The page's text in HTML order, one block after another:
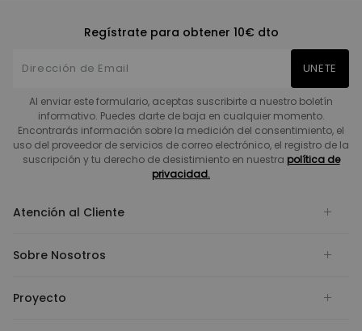
Regístrate para obtener 10€ dto
UNETE
Al enviar este formulario, aceptas suscribirte a nuestro boletín
informativo. Puedes darte de baja en cualquier momento.
Encontrarás información sobre la medición del consentimiento, el
uso del proveedor de servicios de correo electrónico, el registro de la
suscripción y tu derecho de desistimiento en nuestra política de
privacidad.
Atención al Cliente
Sobre Nosotros
Proyecto